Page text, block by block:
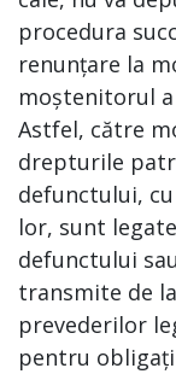
procedura
renunțare la
moștenitorul
Astfel, către
drepturile
defunctului,
lor, sunt
defunctului
transmite de
prevederilor
pentru